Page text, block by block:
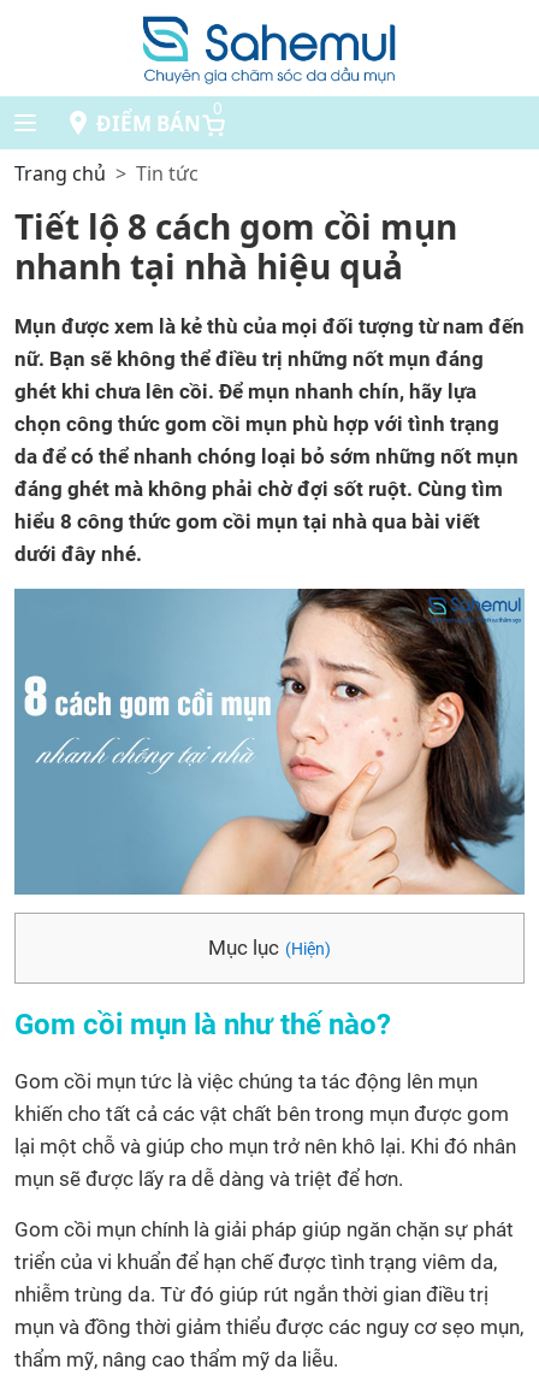
ĐIỂM BÁN
0
Trang chủ Tin tức
Tiết lộ 8 cách gom cồi mụn
nhanh tại nhà hiệu quả
Mụn được xem là kẻ thù của mọi đối tượng từ nam đến
nữ. Bạn sẽ không thể điều trị những nốt mụn đáng
ghét khi chưa lên cồi. Để mụn nhanh chín, hãy lựa
chọn công thức gom cồi mụn phù hợp với tình trạng
da để có thể nhanh chóng loại bỏ sớm những nốt mụn
đáng ghét mà không phải chờ đợi sốt ruột. Cùng tìm
hiểu 8 công thức gom cồi mụn tại nhà qua bài viết
dưới đây nhé.
Mục lục (Hiện)
Gom cồi mụn là như thế nào?
Gom cồi mụn tức là việc chúng ta tác động lên mụn
khiến cho tất cả các vật chất bên trong mụn được gom
lại một chỗ và giúp cho mụn trở nên khô lại. Khi đó nhân
mụn sẽ được lấy ra dễ dàng và triệt để hơn.
Gom cồi mụn chính là giải pháp giúp ngăn chặn sự phát
triển của vi khuẩn để hạn chế được tình trạng viêm da,
nhiễm trùng da. Từ đó giúp rút ngắn thời gian điều trị
mụn và đồng thời giảm thiểu được các nguy cơ sẹo mụn,
thẩm mỹ, nâng cao thẩm mỹ da liễu.